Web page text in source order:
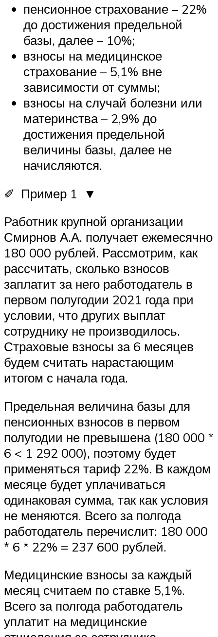
пенсионное страхование – 22%
до достижения предельной
базы, далее – 10%;
взносы на медицинское
страхование – 5,1% вне
зависимости от суммы;
взносы на случай болезни или
материнства – 2,9% до
достижения предельной
величины базы, далее не
начисляются.
✐ Пример 1 ▼
Работник крупной организации
Смирнов А.А. получает ежемесячно
180 000 рублей. Рассмотрим, как
рассчитать, сколько взносов
заплатит за него работодатель в
первом полугодии 2021 года при
условии, что других выплат
сотруднику не производилось.
Страховые взносы за 6 месяцев
будем считать нарастающим
итогом с начала года.
Предельная величина базы для
пенсионных взносов в первом
полугодии не превышена (180 000 *
6 < 1 292 000), поэтому будет
применяться тариф 22%. В каждом
месяце будет уплачиваться
одинаковая сумма, так как условия
не меняются. Всего за полгода
работодатель перечислит: 180 000
* 6 * 22% = 237 600 рублей.
Медицинские взносы за каждый
месяц считаем по ставке 5,1%.
Всего за полгода работодатель
уплатит на медицинские